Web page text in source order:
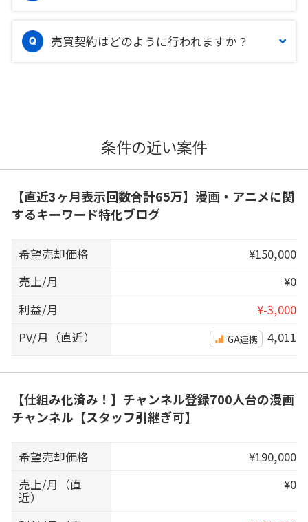
売買契約はどのように行われますか？
条件の近い案件
【直近3ヶ月表示回数合計65万】漫画・アニメに関
するキーワード特化ブログ
希望売却価格
¥150,000
売上/月
¥0
利益/月
¥-3,000
PV/月（直近）
GA連携 4,011
【仕組み化済み！】チャンネル登録700人台の漫画
チャンネル【スタッフ引継ぎ可】
希望売却価格
¥190,000
売上/月（直
近）
¥0